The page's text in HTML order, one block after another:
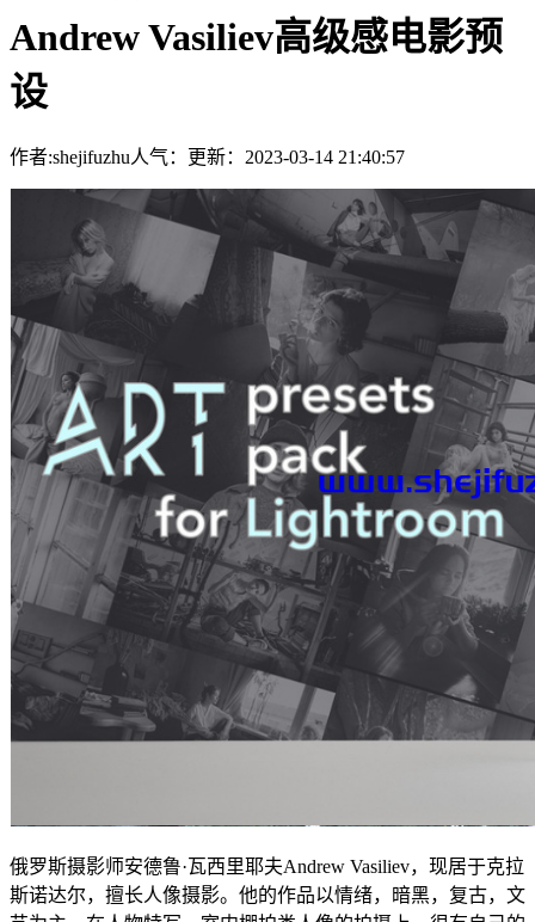
Andrew Vasiliev高级感电影预
设
作者:shejifuzhu人气： 更新：2023-03-14 21:40:57
俄罗斯摄影师安德鲁·瓦西里耶夫Andrew Vasiliev，现居于克拉
斯诺达尔，擅长人像摄影。他的作品以情绪，暗黑，复古，文